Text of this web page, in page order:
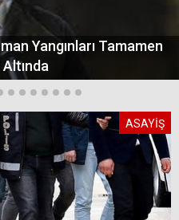
Yangınları Tamamen
ASAYİŞ